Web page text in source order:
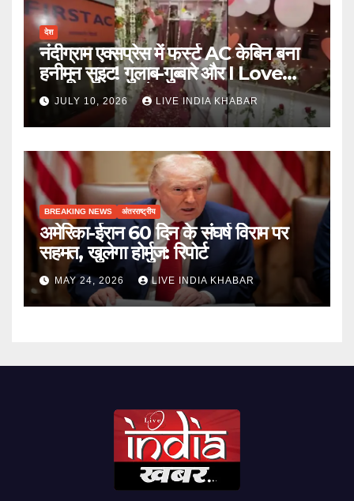
देश
नंदीग्राम एक्सप्रेस में फर्स्ट AC केबिन बना
हनीमून सुइट! गुलाब-गुब्बारे और I Love
You, TTE सस्पेंड
JULY 10, 2026 LIVE INDIA KHABAR
BREAKING NEWS अंतरराष्ट्रीय
अमेरिका-ईरान 60 दिन के संघर्ष विराम पर
सहमत, खुलेगा होर्मुज: रिपोर्ट
MAY 24, 2026 LIVE INDIA KHABAR